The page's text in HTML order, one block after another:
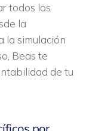
todos los
la
la simulación
Beas te
de tu